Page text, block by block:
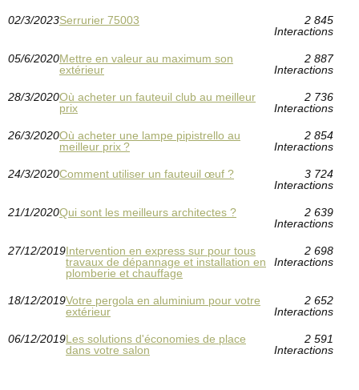
02/3/2023Serrurier 75003
2 845
Interactions
05/6/2020Mettre en valeur au maximum son
extérieur
2 887
Interactions
28/3/2020Où acheter un fauteuil club au meilleur
prix
2 736
Interactions
26/3/2020Où acheter une lampe pipistrello au
meilleur prix ?
2 854
Interactions
24/3/2020Comment utiliser un fauteuil œuf ?
3 724
Interactions
21/1/2020Qui sont les meilleurs architectes ?
2 639
Interactions
27/12/2019Intervention en express sur pour tous
travaux de dépannage et installation en
plomberie et chauffage
2 698
Interactions
18/12/2019Votre pergola en aluminium pour votre
extérieur
2 652
Interactions
06/12/2019Les solutions d'économies de place
dans votre salon
2 591
Interactions